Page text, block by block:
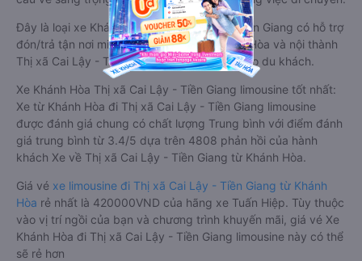
Đây là loại xe Khánh Hòa Thị xã Cai Lậy - Tiền Giang có hỗ trợ
đón/trả tận nơi miễn phí tại nội thành Khánh Hòa và nội thành
Thị xã Cai Lậy - Tiền Giang, rất thuận tiện cho du khách.
Xe Khánh Hòa Thị xã Cai Lậy - Tiền Giang limousine tốt nhất:
Xe từ Khánh Hòa đi Thị xã Cai Lậy - Tiền Giang limousine
được đánh giá chung có chất lượng Trung bình với điểm đánh
giá trung bình từ 3.4/5 dựa trên 4808 phản hồi của hành
khách Xe về Thị xã Cai Lậy - Tiền Giang từ Khánh Hòa.
Giá vé xe limousine đi Thị xã Cai Lậy - Tiền Giang từ Khánh
Hòa rẻ nhất là 420000VND của hãng xe Tuấn Hiệp. Tùy thuộc
vào vị trí ngồi của bạn và chương trình khuyến mãi, giá vé Xe
Khánh Hòa đi Thị xã Cai Lậy - Tiền Giang limousine này có thể
sẽ rẻ hơn